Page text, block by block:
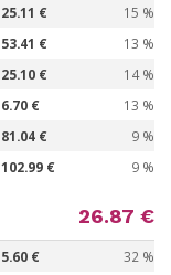
25.11 € 15 %
53.41 € 13 %
25.10 € 14 %
6.70 € 13 %
81.04 € 9 %
102.99 € 9 %
26.87 €
5.60 € 32 %